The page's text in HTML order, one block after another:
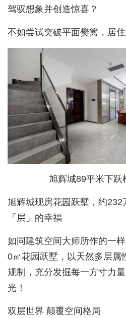
驾驭想象并创造惊喜？
不如尝试突破平面樊篱，居住
旭辉城89平米下跃
旭辉城现房花园跃墅，约232
「层」的幸福
如同建筑空间大师所作的一
0㎡花园跃墅，以天然多层属
规制，充分发掘每一方寸力
光！
双层世界 颠覆空间格局